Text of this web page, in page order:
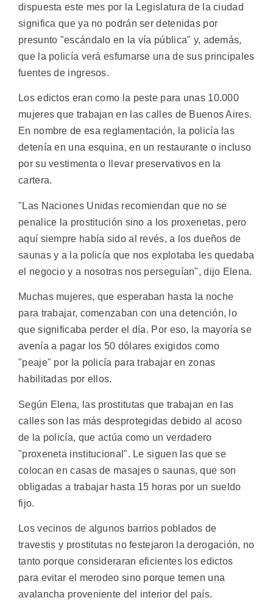
dispuesta este mes por la Legislatura de la ciudad
significa que ya no podrán ser detenidas por
presunto "escándalo en la vía pública" y, además,
que la policía verá esfumarse una de sus principales
fuentes de ingresos.
Los edictos eran como la peste para unas 10.000
mujeres que trabajan en las calles de Buenos Aires.
En nombre de esa reglamentación, la policía las
detenía en una esquina, en un restaurante o incluso
por su vestimenta o llevar preservativos en la
cartera.
"Las Naciones Unidas recomiendan que no se
penalice la prostitución sino a los proxenetas, pero
aquí siempre había sido al revés, a los dueños de
saunas y a la policía que nos explotaba les quedaba
el negocio y a nosotras nos perseguían", dijo Elena.
Muchas mujeres, que esperaban hasta la noche
para trabajar, comenzaban con una detención, lo
que significaba perder el día. Por eso, la mayoría se
avenía a pagar los 50 dólares exigidos como
"peaje" por la policía para trabajar en zonas
habilitadas por ellos.
Según Elena, las prostitutas que trabajan en las
calles son las más desprotegidas debido al acoso
de la policía, que actúa como un verdadero
"proxeneta institucional". Le siguen las que se
colocan en casas de masajes o saunas, que son
obligadas a trabajar hasta 15 horas por un sueldo
fijo.
Los vecinos de algunos barrios poblados de
travestis y prostitutas no festejaron la derogación, no
tanto porque consideraran eficientes los edictos
para evitar el merodeo sino porque temen una
avalancha proveniente del interior del país.